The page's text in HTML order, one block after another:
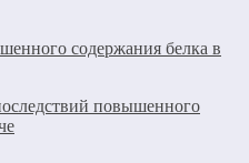
содержания белка в